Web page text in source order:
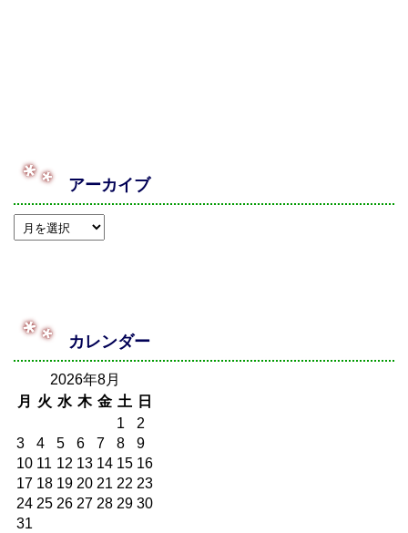
アーカイブ
カレンダー
2026年8月
月
火 水 木 金 土
日
1
2
3
4 5 6 7 8
9
10 11 12 13 14 15 16
17 18 19 20 21 22 23
24 25 26 27 28 29 30
31